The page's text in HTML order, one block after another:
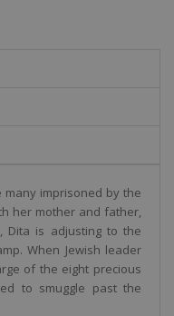
imprisoned by the
her mother and father,
Dita is adjusting to the
When Jewish leader
of the eight precious
to smuggle past the